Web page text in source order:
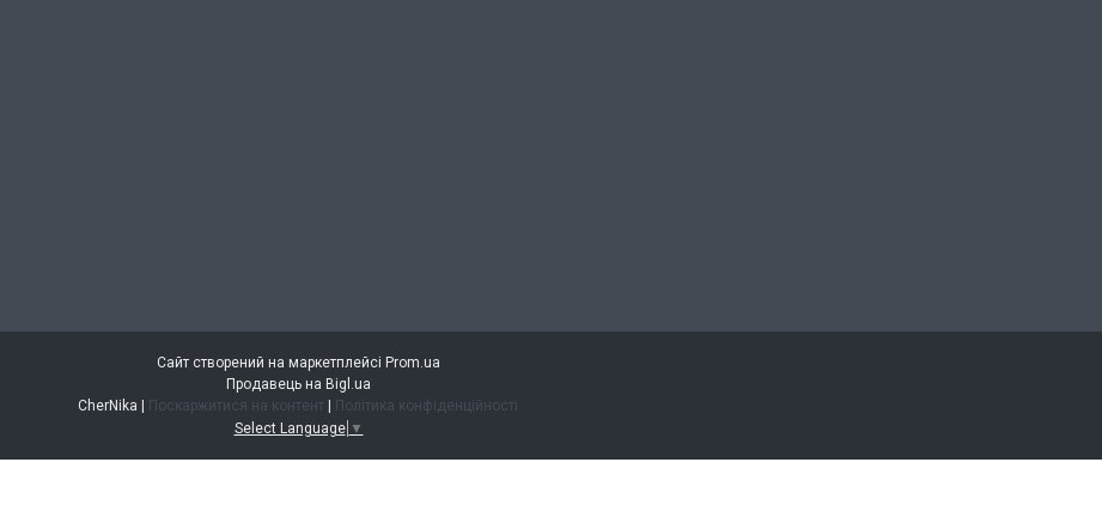
Сайт створений на маркетплейсі Prom.ua
Продавець на Bigl.ua
Поскаржитися на контент
Політика конфіденційності
Select Language ▼